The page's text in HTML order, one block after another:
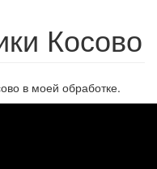
Косово
в моей обработке.